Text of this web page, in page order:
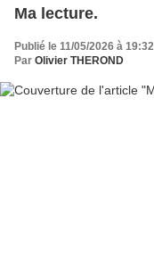
Ma lecture.
Publié le 11/05/2026 à 19:32
Par Olivier THEROND